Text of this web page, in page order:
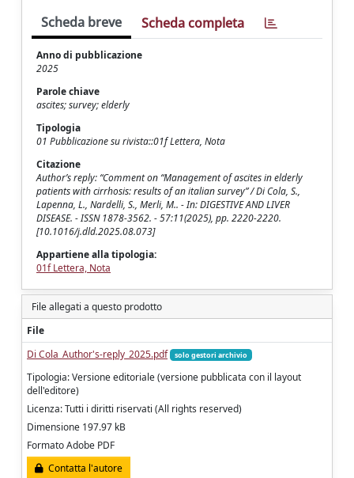
Scheda breve Scheda completa
Anno di pubblicazione
2025
Parole chiave
ascites; survey; elderly
Tipologia
01 Pubblicazione su rivista::01f Lettera, Nota
Citazione
Author’s reply: “Comment on “Management of ascites in elderly
patients with cirrhosis: results of an italian survey” / Di Cola, S.,
Lapenna, L., Nardelli, S., Merli, M.. - In: DIGESTIVE AND LIVER
DISEASE. - ISSN 1878-3562. - 57:11(2025), pp. 2220-2220.
[10.1016/j.dld.2025.08.073]
Appartiene alla tipologia:
01f Lettera, Nota
File allegati a questo prodotto
File
Di Cola_Author's-reply_2025.pdf
solo gestori archivio
Tipologia: Versione editoriale (versione pubblicata con il layout
dell'editore)
Licenza: Tutti i diritti riservati (All rights reserved)
Dimensione 197.97 kB
Formato Adobe PDF
Contatta l'autore